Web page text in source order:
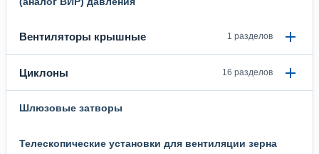
Вентиляторы крышные 1 разделов
Циклоны 16 разделов
Шлюзовые затворы
Телескопические установки для вентиляции зерна